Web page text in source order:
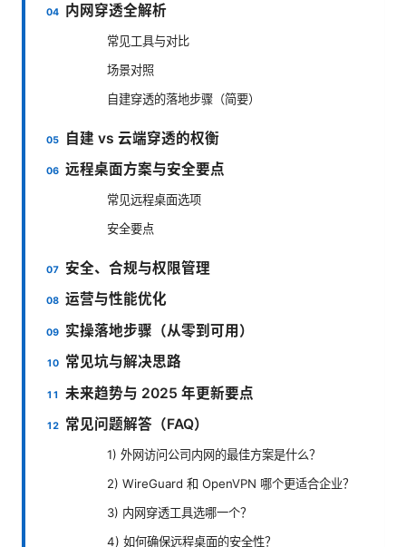
内网穿透全解析
常见工具与对比
场景对照
自建穿透的落地步骤（简要）
自建 vs 云端穿透的权衡
远程桌面方案与安全要点
常见远程桌面选项
安全要点
安全、合规与权限管理
运营与性能优化
实操落地步骤（从零到可用）
常见坑与解决思路
未来趋势与 2025 年更新要点
常见问题解答（FAQ）
1) 外网访问公司内网的最佳方案是什么？
2) WireGuard 和 OpenVPN 哪个更适合企业？
3) 内网穿透工具选哪一个？
4) 如何确保远程桌面的安全性？